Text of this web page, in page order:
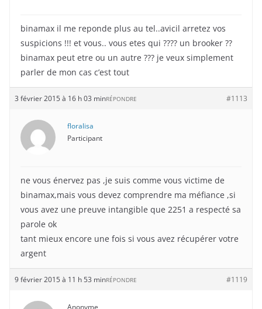
binamax il me reponde plus au tel..avicil arretez vos
suspicions !!! et vous.. vous etes qui ???? un brooker ??
binamax peut etre ou un autre ??? je veux simplement
parler de mon cas c’est tout
3 février 2015 à 16 h 03 min #1113
RÉPONDRE
floralisa
Participant
ne vous énervez pas ,je suis comme vous victime de
binamax,mais vous devez comprendre ma méfiance ,si
vous avez une preuve intangible que 2251 a respecté sa
parole ok
tant mieux encore une fois si vous avez récupérer votre
argent
9 février 2015 à 11 h 53 min #1119
RÉPONDRE
Anonyme